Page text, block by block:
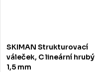
SKIMAN Strukturovací
váleček, C lineární hrubý
1,5 mm